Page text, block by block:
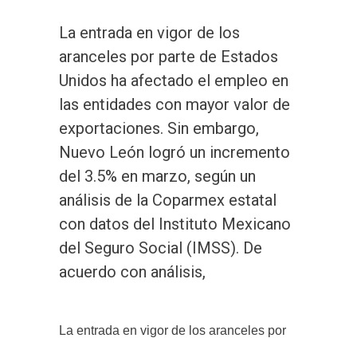
La entrada en vigor de los
aranceles por parte de Estados
Unidos ha afectado el empleo en
las entidades con mayor valor de
exportaciones. Sin embargo,
Nuevo León logró un incremento
del 3.5% en marzo, según un
análisis de la Coparmex estatal
con datos del Instituto Mexicano
del Seguro Social (IMSS). De
acuerdo con análisis,
La entrada en vigor de los aranceles por